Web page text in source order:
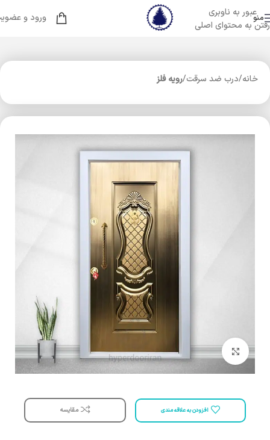
عبور به ناوبری
رفتن به محتوای اصلی
منو ورود و
خانه درب ضد سرقت رویه فلز
بزرگنمایی تصویر
افزودن به علاقه مندی مقایسه